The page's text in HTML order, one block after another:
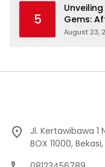
5
Gems:
and
August 23,
Jl. Kertawibawa 1
BOX 11000,